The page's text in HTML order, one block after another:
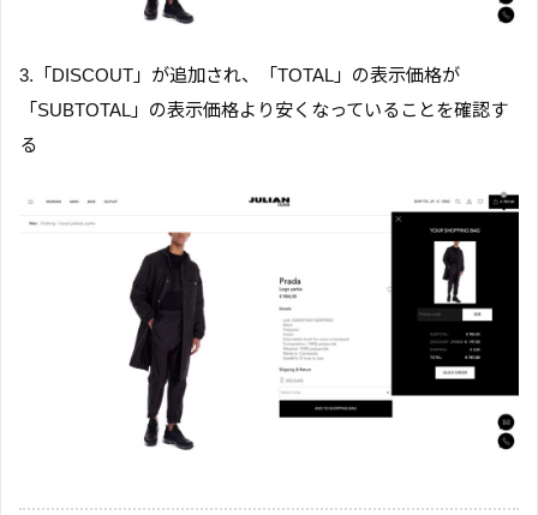
3.「DISCOUT」が追加され、「TOTAL」の表示価格が
「SUBTOTAL」の表示価格より安くなっていることを確認す
る